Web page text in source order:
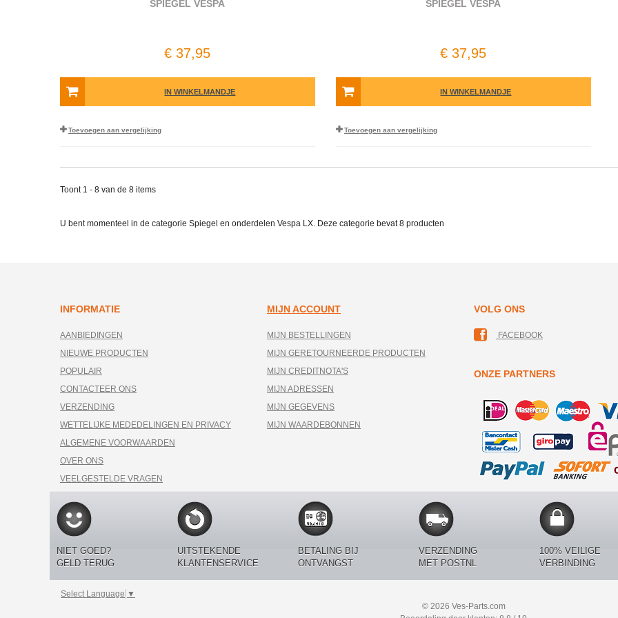
SPIEGEL VESPA
€ 37,95
IN WINKELMANDJE
Toevoegen aan vergelijking
SPIEGEL VESPA
€ 37,95
IN WINKELMANDJE
Toevoegen aan vergelijking
Toont 1 - 8 van de 8 items
U bent momenteel in de categorie Spiegel en onderdelen Vespa LX. Deze categorie bevat8 producten
INFORMATIE
AANBIEDINGEN
NIEUWE PRODUCTEN
POPULAIR
CONTACTEER ONS
VERZENDING
WETTELIJKE MEDEDELINGEN EN PRIVACY
ALGEMENE VOORWAARDEN
OVER ONS
VEELGESTELDE VRAGEN
MIJN ACCOUNT
MIJN BESTELLINGEN
MIJN GERETOURNEERDE PRODUCTEN
MIJN CREDITNOTA'S
MIJN ADRESSEN
MIJN GEGEVENS
MIJN WAARDEBONNEN
VOLG ONS
FACEBOOK
ONZE PARTNERS
NIET GOED?
GELD TERUG
UITSTEKENDE
KLANTENSERVICE
BETALING BIJ
ONTVANGST
VERZENDING
MET POSTNL
100% VEILIGE
VERBINDING
Select Language ▼
© 2026 Ves-Parts.com